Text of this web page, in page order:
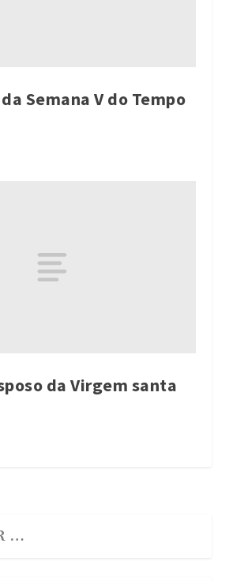
Semana V do Tempo
da Virgem santa